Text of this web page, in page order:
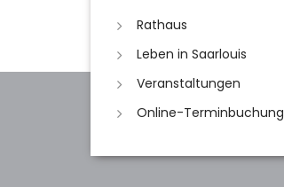
Rathaus
Leben in Saarlouis
Veranstaltungen
Online-Terminbuchung